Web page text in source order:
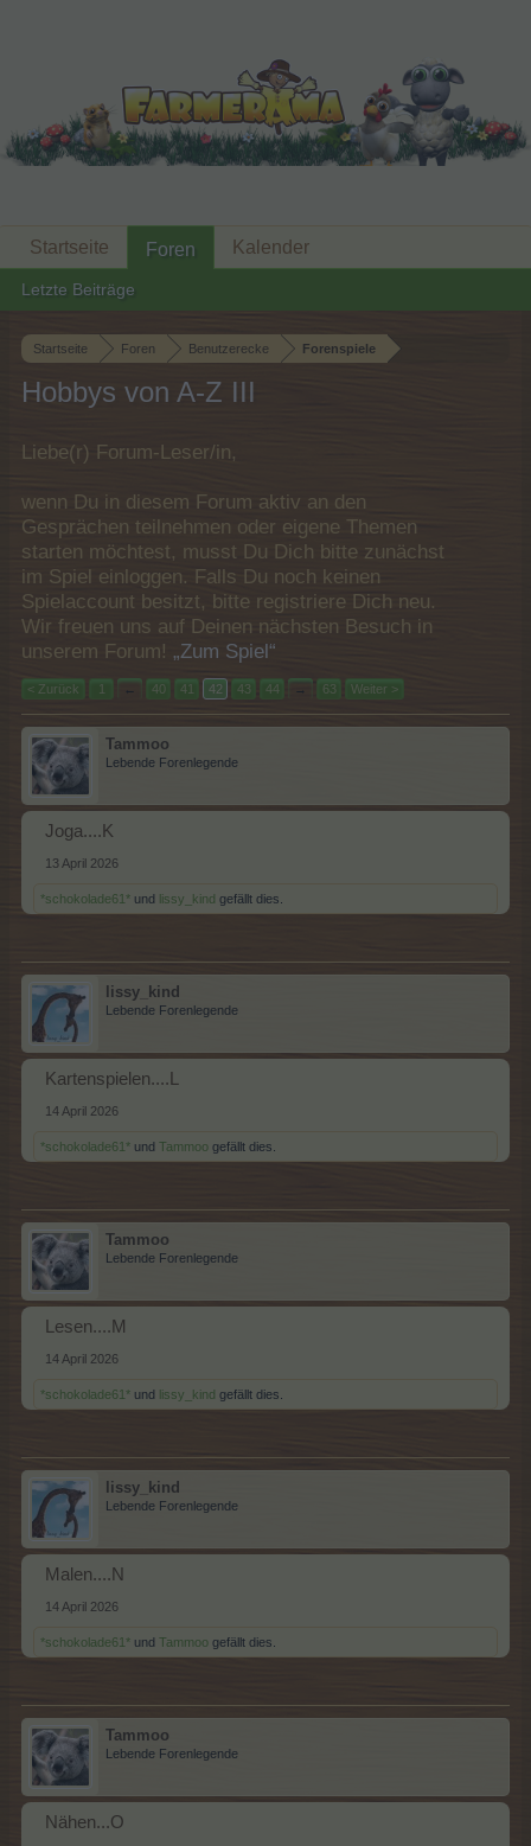
Startseite Foren Benutzerecke Forenspiele
Hobbys von A-Z III
Liebe(r) Forum-Leser/in,
wenn Du in diesem Forum aktiv an den
Gesprächen teilnehmen oder eigene Themen
starten möchtest, musst Du Dich bitte zunächst
im Spiel einloggen. Falls Du noch keinen
Spielaccount besitzt, bitte registriere Dich neu.
Wir freuen uns auf Deinen nächsten Besuch in
unserem Forum! „Zum Spiel“
< Zurück 1 ← 40 41 42 43 44 → 63 Weiter >
Tammoo
Lebende Forenlegende
Joga....K
13 April 2026
*schokolade61* und lissy_kind gefällt dies.
lissy_kind
Lebende Forenlegende
Kartenspielen....L
14 April 2026
*schokolade61* und Tammoo gefällt dies.
Tammoo
Lebende Forenlegende
Lesen....M
14 April 2026
*schokolade61* und lissy_kind gefällt dies.
lissy_kind
Lebende Forenlegende
Malen....N
14 April 2026
*schokolade61* und Tammoo gefällt dies.
Tammoo
Lebende Forenlegende
Nähen...O
Startseite Foren
Letzte Beiträge
Kalender